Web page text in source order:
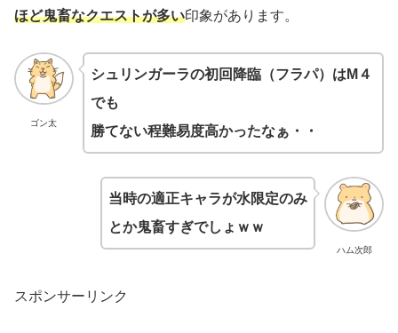
ほど鬼畜なクエストが多い印象があります。
ゴン太
シュリンガーラの初回降臨（フラパ）はM４
でも
勝てない程難易度高かったなぁ・・
ハム次郎
当時の適正キャラが水限定のみ
とか鬼畜すぎでしょｗｗ
スポンサーリンク